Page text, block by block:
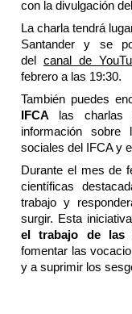
con la divulgación
La charla tendrá
Santander y se
delcanal de
febrero a las 19:30.
También puedes
IFCA las charlas
información
sociales del IFCA y el
Durante el mes de
científicas
trabajo y
surgir. Esta
el trabajo de las
fomentar las
y a suprimir los